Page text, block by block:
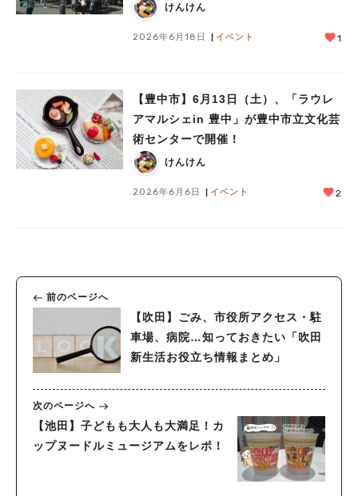
けんけん
2026年6月18日 イベント 1
【豊中市】6月13日（土）、「ラウレ
アマルシェin 豊中」が豊中市立文化芸
術センターで開催！
けんけん
2026年6月6日 イベント 2
前のページへ
【吹田】ごみ、市役所アクセス・駐
車場、病院…知っておきたい「吹田
新生活お役立ち情報まとめ」
次のページへ
【池田】子どもも大人も大満足！カ
ップヌードルミュージアムをレポ！